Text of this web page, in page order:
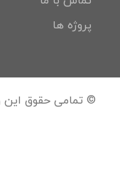
پروژه ها
© تمامی حقوق این